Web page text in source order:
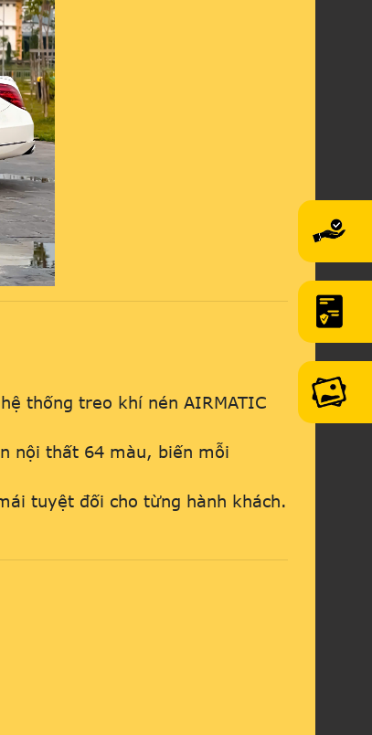
thống treo khí nén AIRMATIC
nội thất 64 màu, biến mỗi
tuyệt đối cho từng hành khách.